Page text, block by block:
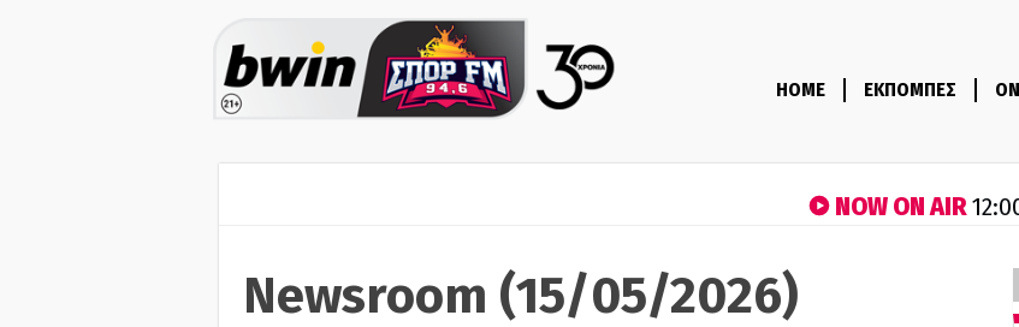
HOME ΕΚΠΟΜΠΕΣ
NOW ON AIR
Newsroom (15/05/2026)